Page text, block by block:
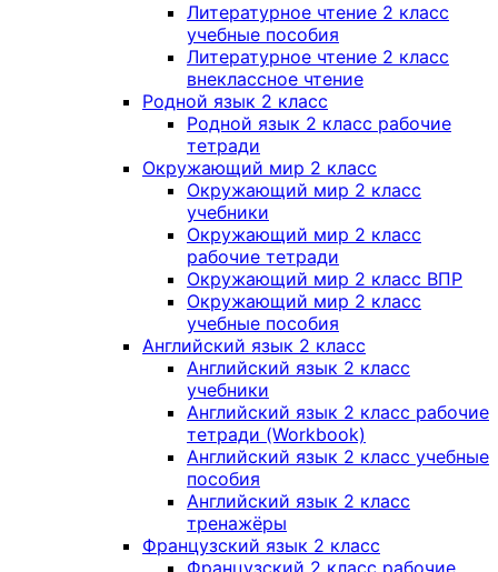
Литературное чтение 2 класс
учебные пособия
Литературное чтение 2 класс
внеклассное чтение
Родной язык 2 класс
Родной язык 2 класс рабочие
тетради
Окружающий мир 2 класс
Окружающий мир 2 класс
учебники
Окружающий мир 2 класс
рабочие тетради
Окружающий мир 2 класс ВПР
Окружающий мир 2 класс
учебные пособия
Английский язык 2 класс
Английский язык 2 класс
учебники
Английский язык 2 класс рабочие
тетради (Workbook)
Английский язык 2 класс учебные
пособия
Английский язык 2 класс
тренажёры
Французский язык 2 класс
Французский 2 класс рабочие